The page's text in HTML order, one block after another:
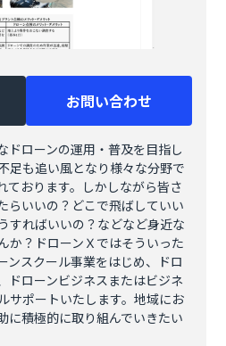
お問い合わせ
ドローンの運用・普及を目指し
足も追い風となり様々な分野で
ております。しかしながら皆さ
らいいの？どこで飛ばしていい
すればいいの？などなど身近な
か？ドローンＸではそういった
ンスクール事業をはじめ、ドロ
ドローンビジネスまたはビジネ
サポートいたします。地域にお
に積極的に取り組んでいきたい